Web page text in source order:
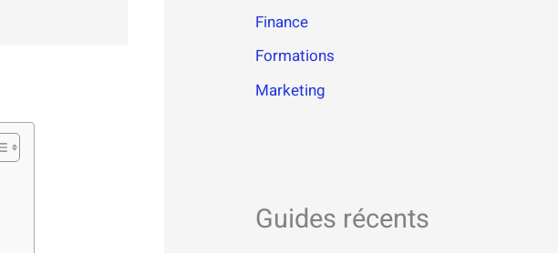
Finance
Formations
Marketing
Guides récents